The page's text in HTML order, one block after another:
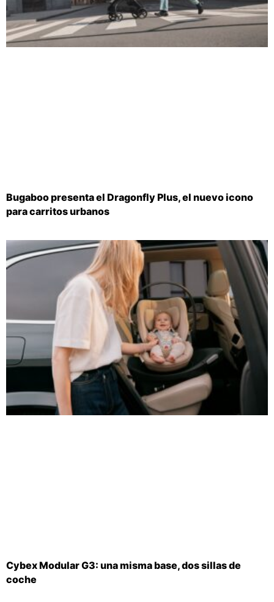
Bugaboo presenta el Dragonfly Plus, el nuevo icono
para carritos urbanos
Cybex Modular G3: una misma base, dos sillas de
coche